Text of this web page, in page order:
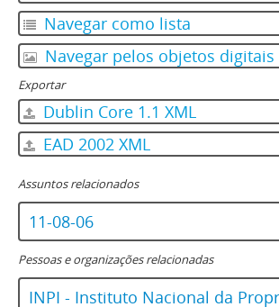
Navegar como lista
Navegar pelos objetos digitais
Exportar
Dublin Core 1.1 XML
EAD 2002 XML
Assuntos relacionados
11-08-06
Pessoas e organizações relacionadas
INPI - Instituto Nacional da